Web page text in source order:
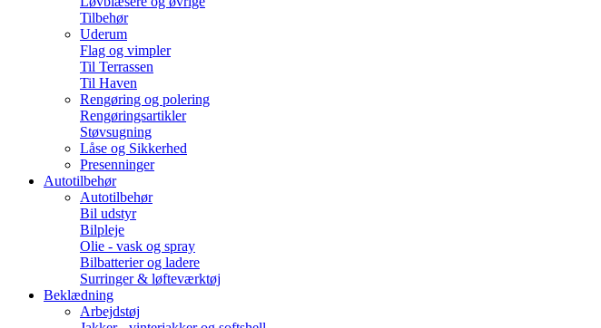
Tilbehør
Uderum
Flag og vimpler
Til Terrassen
Til Haven
Rengøring og polering
Rengøringsartikler
Støvsugning
Låse og Sikkerhed
Presenninger
Autotilbehør
Autotilbehør
Bil udstyr
Bilpleje
Olie - vask og spray
Bilbatterier og ladere
Surringer & løfteværktøj
Beklædning
Arbejdstøj